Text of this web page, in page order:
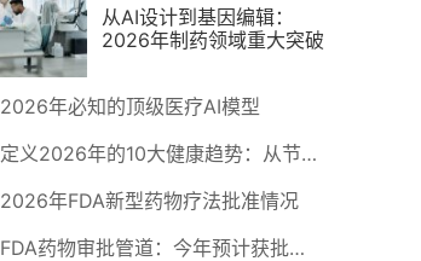
从AI设计到基因编辑：
2026年制药领域重大突破
2026年必知的顶级医疗AI模型
定义2026年的10大健康趋势：从节律健康到冷热交替疗法
2026年FDA新型药物疗法批准情况
FDA药物审批管道：今年预计获批的关键新疗法